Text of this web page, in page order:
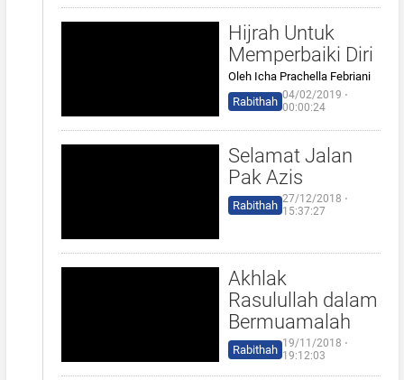
Hijrah Untuk
Memperbaiki Diri
Oleh Icha Prachella Febriani
Rabithah 04/02/2019 ⋅
00:00:24
Selamat Jalan
Pak Azis
Rabithah 27/12/2018 ⋅
15:37:27
Akhlak
Rasulullah dalam
Bermuamalah
Rabithah 19/11/2018 ⋅
19:12:03